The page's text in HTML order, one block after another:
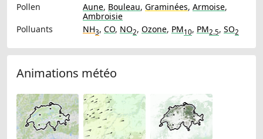
Pollen
Aune, Bouleau, Graminées, Armoise,
Ambroisie
Polluants
NH3, CO, NO2, Ozone, PM10, PM2.5, SO2
Animations météo